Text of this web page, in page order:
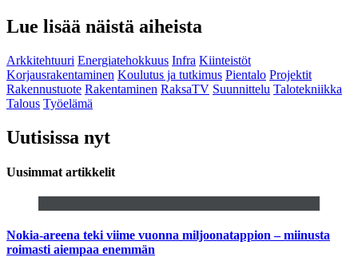
Lue lisää näistä aiheista
Arkkitehtuuri Energiatehokkuus Infra Kiinteistöt
Korjausrakentaminen Koulutus ja tutkimus Pientalo Projektit
Rakennustuote Rakentaminen RaksaTV Suunnittelu Talotekniikka
Talous Työelämä
Uutisissa nyt
Uusimmat artikkelit
Nokia-areena teki viime vuonna miljoonatappion – miinusta
roimasti aiempaa enemmän